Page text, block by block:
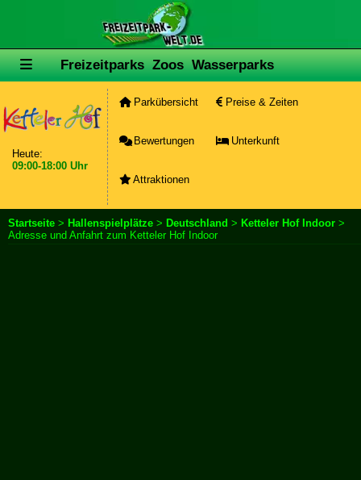
Freizeitparks Zoos Wasserparks
Heute:
09:00-18:00 Uhr
Parkübersicht Preise & Zeiten
Bewertungen Unterkunft
Attraktionen
Startseite > Hallenspielplätze > Deutschland > Ketteler Hof Indoor >
Adresse und Anfahrt zum Ketteler Hof Indoor